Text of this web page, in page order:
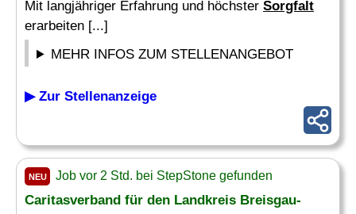
Mit langjähriger Erfahrung und höchster Sorgfalt
erarbeiten [...]
MEHR INFOS ZUM STELLENANGEBOT
▶ Zur Stellenanzeige
NEU Job vor 2 Std. bei StepStone gefunden
Caritasverband für den Landkreis Breisgau-